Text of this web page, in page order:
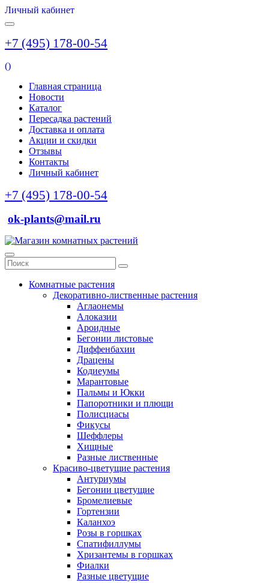
Личный кабинет
+7 (495) 178-00-54
()
Главная страница
Новости
Каталог
Пересадка растений
Доставка и оплата
Акции и скидки
Отзывы
Контакты
Личный кабинет
+7 (495) 178-00-54
ok-plants@mail.ru
Комнатные растения
Декоративно-лиственные растения
Аглаонемы
Алоказии
Ароидные
Бегонии листовые
Диффенбахии
Драцены
Кодиеумы
Марантовые
Пальмы и Юкки
Папоротники и плющи
Полисциасы
Фикусы
Шеффлеры
Хищные
Разные лиственные
Красиво-цветущие растения
Антуриумы
Бегонии цветущие
Бромелиевые
Гортензии
Каланхоэ
Розы в горшках
Спатифиллумы
Хризантемы в горшках
Фиалки
Разные цветущие